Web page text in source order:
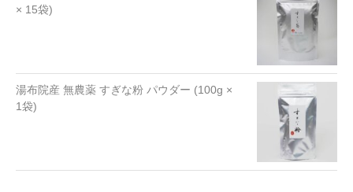
× 15袋)
湯布院産 無農薬 すぎな粉 パウダー (100g ×
1袋)